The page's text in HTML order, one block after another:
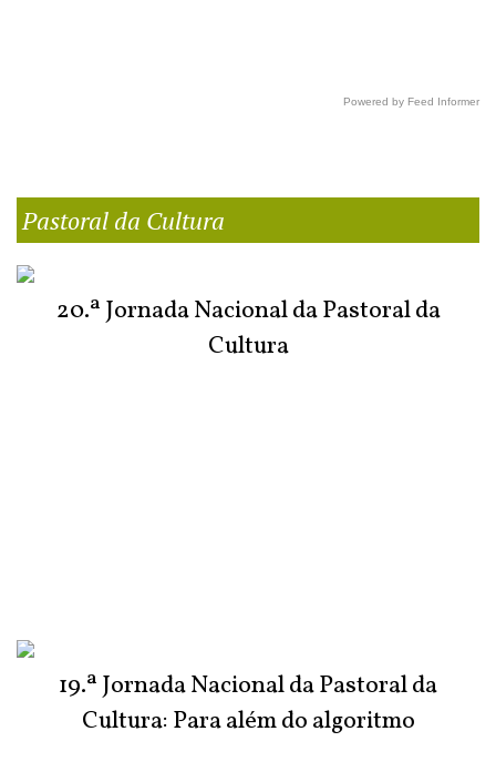
Powered by Feed Informer
Pastoral da Cultura
20.ª Jornada Nacional da Pastoral da
Cultura
19.ª Jornada Nacional da Pastoral da
Cultura: Para além do algoritmo